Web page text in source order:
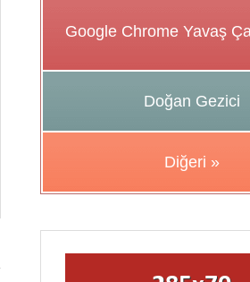
Doğan Gezici
Diğeri »